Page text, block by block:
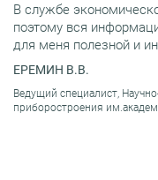
В службе
поэтому вся
для меня полезной и
ЕРЕМИН В.В.
Ведущий специалист,
приборостроения